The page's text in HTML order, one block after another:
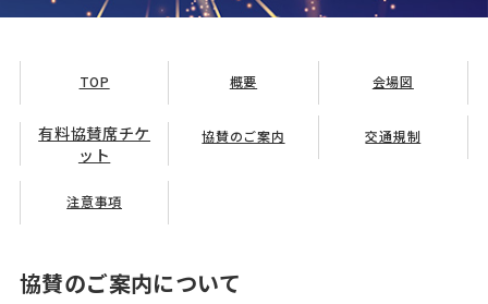
TOP 概要 会場図
有料協賛席チケ
ット
協賛のご案内 交通規制
注意事項
協賛のご案内について